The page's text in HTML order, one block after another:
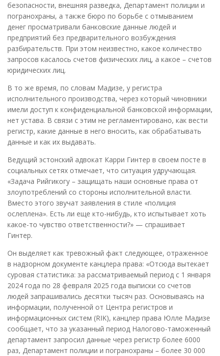
безопасности, внешняя разведка, Департамент полиции и
погранохраны, а также бюро по борьбе с отмыванием
денег просматривали банковские данные людей и
предприятий без предварительного возбуждения
разбирательств. При этом неизвестно, какое количество
запросов касалось счетов физических лиц, а какое – счетов
юридических лиц.
В то же время, по словам Мадизе, у регистра
исполнительного производства, через который чиновники
имели доступ к конфиденциальной банковской информации,
нет устава. В связи с этим не регламентировано, как вести
регистр, какие данные в него вносить, как обрабатывать
данные и как их выдавать.
Ведущий эстонский адвокат Карри Гинтер в своем посте в
социальных сетях отмечает, что ситуация удручающая.
«Задача Рийгикогу – защищать наши основные права от
злоупотреблений со стороны исполнительной власти.
Вместо этого звучат заявления в стиле «полиция
ослеплена». Есть ли еще кто-нибудь, кто испытывает хоть
какое-то чувство ответственности?» — спрашивает
Гинтер.
Он выделяет как тревожный факт следующее, отраженное
в надзорном документе канцлера права: «Отсюда вытекает
суровая статистика: за рассматриваемый период с 1 января
2024 года по 28 февраля 2025 года выписки со счетов
людей запрашивались десятки тысяч раз. Основываясь на
информации, полученной от Центра регистров и
информационных систем (RIK), канцлер права Юлле Мадизе
сообщает, что за указанный период Налогово-таможенный
департамент запросил данные через регистр более 6000
раз, Департамент полиции и погранохраны – более 30 000